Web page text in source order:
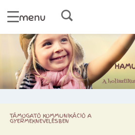
menu
A
TÁMOGATÓ KOMMUNIKÁCIÓ A
GYERMEKNEVELÉSBEN